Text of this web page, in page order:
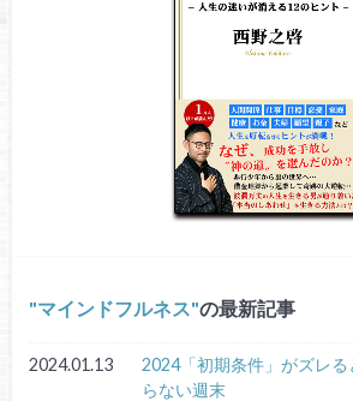
マインドフルネス の最新記事
2024.01.13
2024「初期条件」がズレ
らない週末